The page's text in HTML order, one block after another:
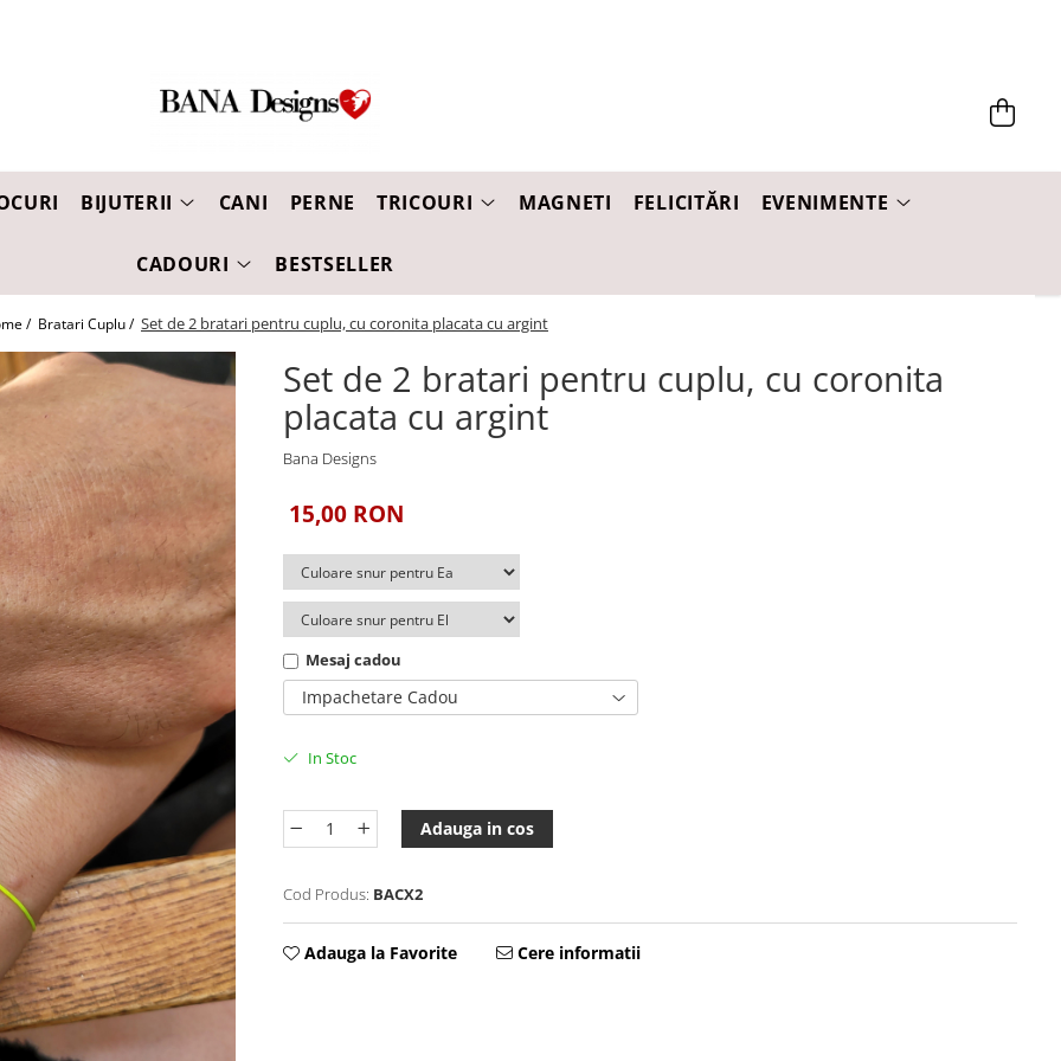
BIJUTERII CANI PERNE TRICOURI MAGNETI FELICITĂRI EVENIMENTE
CADOURI BESTSELLER
/ Bratari Cuplu / Set de 2 bratari pentru cuplu, cu coronita placata cu argint
Set de 2 bratari pentru cuplu, cu coronita
placata cu argint
Bana Designs
15,00 RON
Mesaj cadou
Impachetare Cadou
In Stoc
Adauga in cos
Cod Produs: BACX2
Adauga la Favorite Cere informatii